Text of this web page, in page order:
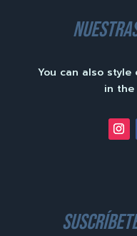
You can also
in the